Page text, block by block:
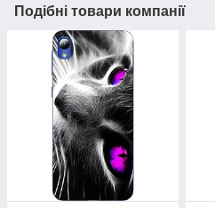
Подібні товари компанії